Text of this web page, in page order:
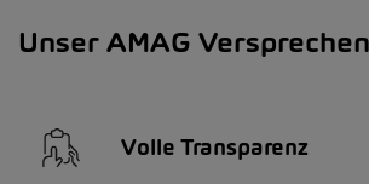
Unser AMAG Versprechen
Volle Transparenz